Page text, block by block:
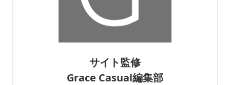
サイト監修
Grace Casual編集部